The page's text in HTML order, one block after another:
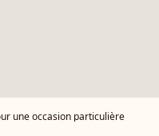
une occasion particulière